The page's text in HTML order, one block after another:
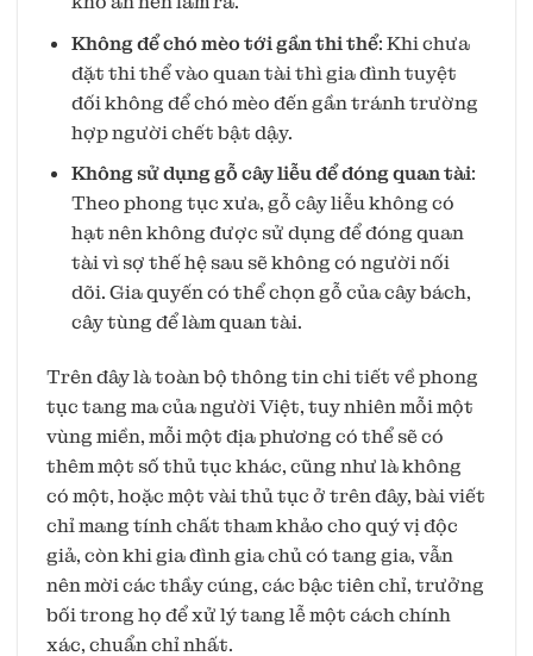
Không để chó mèo tới gần thi thể: Khi chưa
đặt thi thể vào quan tài thì gia đình tuyệt
đối không để chó mèo đến gần tránh trường
hợp người chết bật dậy.
Không sử dụng gỗ cây liễu để đóng quan tài:
Theo phong tục xưa, gỗ cây liễu không có
hạt nên không được sử dụng để đóng quan
tài vì sợ thế hệ sau sẽ không có người nối
dõi. Gia quyến có thể chọn gỗ của cây bách,
cây tùng để làm quan tài.
Trên đây là toàn bộ thông tin chi tiết về phong
tục tang ma của người Việt, tuy nhiên mỗi một
vùng miền, mỗi một địa phương có thể sẽ có
thêm một số thủ tục khác, cũng như là không
có một, hoặc một vài thủ tục ở trên đây, bài viết
chỉ mang tính chất tham khảo cho quý vị độc
giả, còn khi gia đình gia chủ có tang gia, vẫn
nên mời các thầy cúng, các bậc tiên chỉ, trưởng
bối trong họ để xử lý tang lễ một cách chính
xác, chuẩn chỉ nhất.